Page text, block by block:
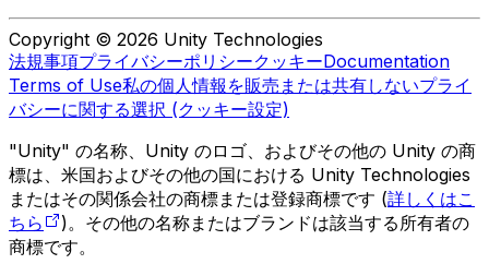
Copyright © 2026 Unity Technologies
法規事項プライバシーポリシークッキーDocumentation
Terms of Use私の個人情報を販売または共有しないプライ
バシーに関する選択 (クッキー設定)
"Unity" の名称、Unity のロゴ、およびその他の Unity の商
標は、米国およびその他の国における Unity Technologies
またはその関係会社の商標または登録商標です (詳しくはこ
ちら
)。その他の名称またはブランドは該当する所有者の
商標です。